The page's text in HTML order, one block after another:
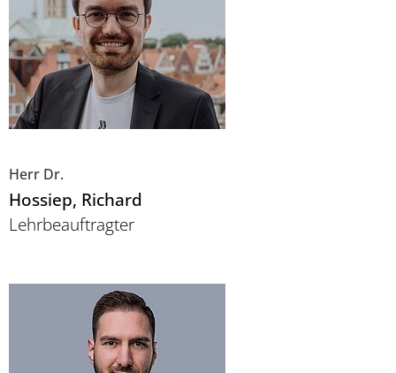
Herr Dr.
Hossiep, Richard
Lehrbeauftragter